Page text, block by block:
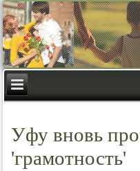
Уфу вновь
'грамотность'